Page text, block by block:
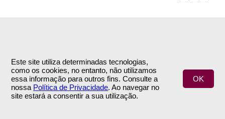
Este site utiliza determinadas tecnologias,
como os cookies, no entanto, não utilizamos
essa informação para outros fins. Consulte a
nossa Política de Privacidade. Ao navegar no
site estará a consentir a sua utilização.
OK
INFORMAÇÕES
Empresa
Termos e Condições
APOIO AO CLIENTE
Encomendas & Pagamentos
Envio